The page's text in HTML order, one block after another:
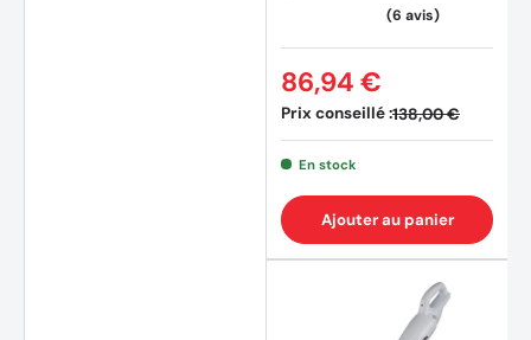
Prix conseillé :138,00 €
86,94 €
En stock
Ajouter au panier